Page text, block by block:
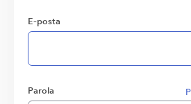
E-posta
Parola